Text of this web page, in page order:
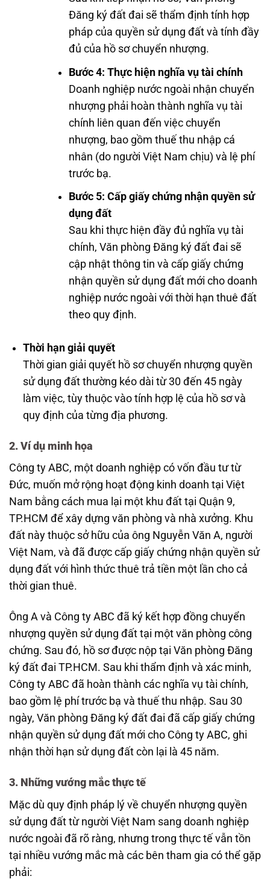
Đăng ký đất đai sẽ thẩm định tính hợp
pháp của quyền sử dụng đất và tính đầy
đủ của hồ sơ chuyển nhượng.
Bước 4: Thực hiện nghĩa vụ tài chính
Doanh nghiệp nước ngoài nhận chuyển
nhượng phải hoàn thành nghĩa vụ tài
chính liên quan đến việc chuyển
nhượng, bao gồm thuế thu nhập cá
nhân (do người Việt Nam chịu) và lệ phí
trước bạ.
Bước 5: Cấp giấy chứng nhận quyền sử
dụng đất
Sau khi thực hiện đầy đủ nghĩa vụ tài
chính, Văn phòng Đăng ký đất đai sẽ
cập nhật thông tin và cấp giấy chứng
nhận quyền sử dụng đất mới cho doanh
nghiệp nước ngoài với thời hạn thuê đất
theo quy định.
Thời hạn giải quyết
Thời gian giải quyết hồ sơ chuyển nhượng quyền
sử dụng đất thường kéo dài từ 30 đến 45 ngày
làm việc, tùy thuộc vào tính hợp lệ của hồ sơ và
quy định của từng địa phương.
2. Ví dụ minh họa
Công ty ABC, một doanh nghiệp có vốn đầu tư từ
Đức, muốn mở rộng hoạt động kinh doanh tại Việt
Nam bằng cách mua lại một khu đất tại Quận 9,
TP.HCM để xây dựng văn phòng và nhà xưởng. Khu
đất này thuộc sở hữu của ông Nguyễn Văn A, người
Việt Nam, và đã được cấp giấy chứng nhận quyền sử
dụng đất với hình thức thuê trả tiền một lần cho cả
thời gian thuê.
Ông A và Công ty ABC đã ký kết hợp đồng chuyển
nhượng quyền sử dụng đất tại một văn phòng công
chứng. Sau đó, hồ sơ được nộp tại Văn phòng Đăng
ký đất đai TP.HCM. Sau khi thẩm định và xác minh,
Công ty ABC đã hoàn thành các nghĩa vụ tài chính,
bao gồm lệ phí trước bạ và thuế thu nhập. Sau 30
ngày, Văn phòng Đăng ký đất đai đã cấp giấy chứng
nhận quyền sử dụng đất mới cho Công ty ABC, ghi
nhận thời hạn sử dụng đất còn lại là 45 năm.
3. Những vướng mắc thực tế
Mặc dù quy định pháp lý về chuyển nhượng quyền
sử dụng đất từ người Việt Nam sang doanh nghiệp
nước ngoài đã rõ ràng, nhưng trong thực tế vẫn tồn
tại nhiều vướng mắc mà các bên tham gia có thể gặp
phải: